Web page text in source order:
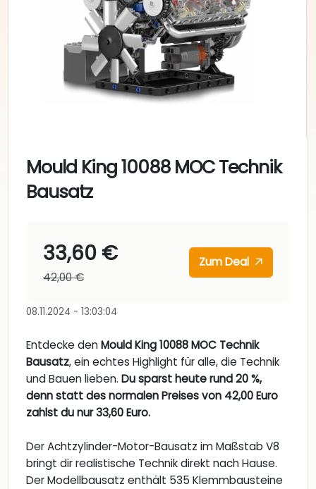
Mould King 10088 MOC Technik
Bausatz
33,60 €
42,00 €
Zum Deal
08.11.2024 - 13:03:04
Entdecke denMould King 10088 MOC Technik
Bausatz, ein echtes Highlight für alle, die Technik
und Bauen lieben. Du sparst heute rund 20 %,
denn statt des normalen Preises von 42,00 Euro
zahlst du nur 33,60 Euro.
Der Achtzylinder-Motor-Bausatz im Maßstab V8
bringt dir realistische Technik direkt nach Hause.
Der Modellbausatz enthält 535 Klemmbausteine